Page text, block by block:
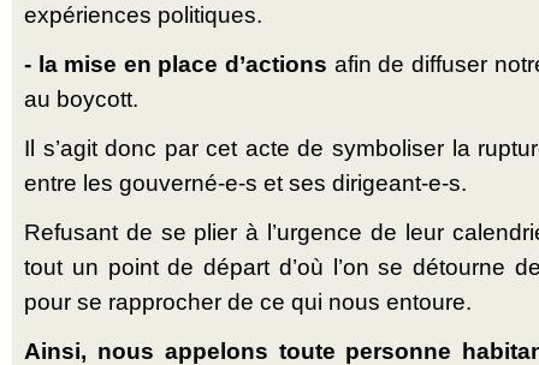
expériences politiques.
- la mise en place d’actions afin de diffuser
au boycott.
Il s’agit donc par cet acte de symboliser la
entre les gouverné-e-s et ses dirigeant-e-s.
Refusant de se plier à l’urgence de leur
tout un point de départ d’où l’on se détourne
pour se rapprocher de ce qui nous entoure.
Ainsi, nous appelons toute personne